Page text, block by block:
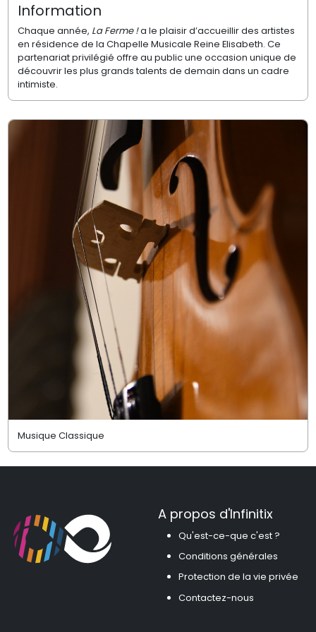
Information
Chaque année, La Ferme !a le plaisir d’accueillir des artistes
en résidence de la Chapelle Musicale Reine Elisabeth. Ce
partenariat privilégié offre au public une occasion unique de
découvrir les plus grands talents de demain dans un cadre
intimiste.
Musique Classique
A propos d'Infinitix
Qu'est-ce-que c'est ?
Conditions générales
Protection de la vie privée
Contactez-nous